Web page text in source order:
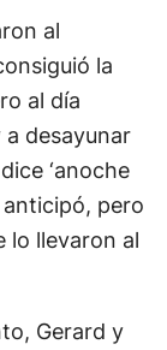
al
la
al día
desayunar
‘anoche
anticipó, pero
lo llevaron al
Gerard y